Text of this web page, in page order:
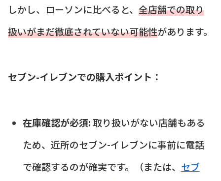
しかし、ローソンに比べると、 全店舗での取り
扱いがまだ徹底されていない可能性があります。
セブン-イレブンでの購入ポイント：
在庫確認が必須:取り扱いがない店舗もある
ため、近所のセブン-イレブンに事前に電話
で確認するのが確実です。（または、 セブ